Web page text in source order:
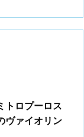
トロプーロス
ヴァイオリン